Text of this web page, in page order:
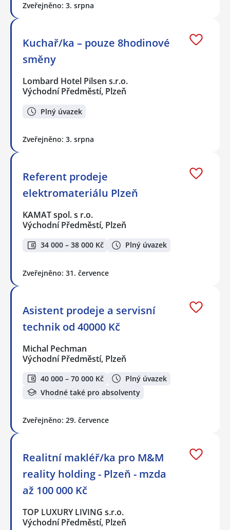
Zveřejněno: 3. srpna
Kuchař/ka – pouze 8hodinové
směny
Lombard Hotel Pilsen s.r.o.
Východní Předměstí, Plzeň
Plný úvazek
Zveřejněno: 3. srpna
Referent prodeje
elektromateriálu Plzeň
KAMAT spol. s r.o.
Východní Předměstí, Plzeň
34 000 – 38 000 Kč Plný úvazek
Zveřejněno: 31. července
Asistent prodeje a servisní
technik od 40000 Kč
Michal Pechman
Východní Předměstí, Plzeň
40 000 – 70 000 Kč
Plný úvazek
Vhodné také pro absolventy
Zveřejněno: 29. července
Realitní makléř/ka pro M&M
reality holding - Plzeň - mzda
až 100 000 Kč
TOP LUXURY LIVING s.r.o.
Východní Předměstí, Plzeň